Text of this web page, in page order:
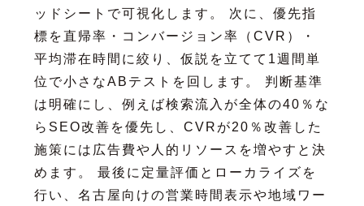
ッドシートで可視化します。 次に、優先指
標を直帰率・コンバージョン率（CVR）・
平均滞在時間に絞り、仮説を立てて1週間単
位で小さなABテストを回します。 判断基準
は明確にし、例えば検索流入が全体の40％な
らSEO改善を優先し、CVRが20％改善した
施策には広告費や人的リソースを増やすと決
めます。 最後に定量評価とローカライズを
行い、名古屋向けの営業時間表示や地域ワー